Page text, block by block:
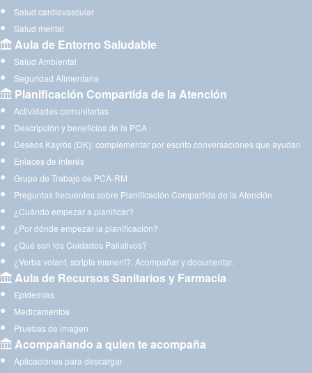
Salud cardiovascular
Salud mental
Aula de Entorno Saludable
Salud Ambiental
Seguridad Alimentaria
Planificación Compartida de la Atención
Actividades comunitarias
Descripción y beneficios de la PCA
Deseos Kayrós (DK): complementar por escrito conversaciones que ayudan
Enlaces de interés
Grupo de Trabajo de PCA-RM
Preguntas frecuentes sobre Planificación Compartida de la Atención
¿Cuándo empezar a planificar?
¿Por dónde empezar la planificación?
¿Qué son los Cuidados Paliativos?
¿Verba volant, scripta manent?. Acompañar y documentar.
Aula de Recursos Sanitarios y Farmacia
Epidemias
Medicamentos
Pruebas de imagen
Acompañando a quien te acompaña
Aplicaciones para descargar